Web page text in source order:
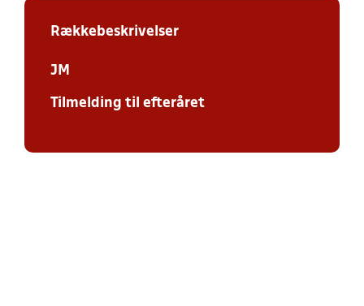
Rækkebeskrivelser
JM
Tilmelding til efteråret